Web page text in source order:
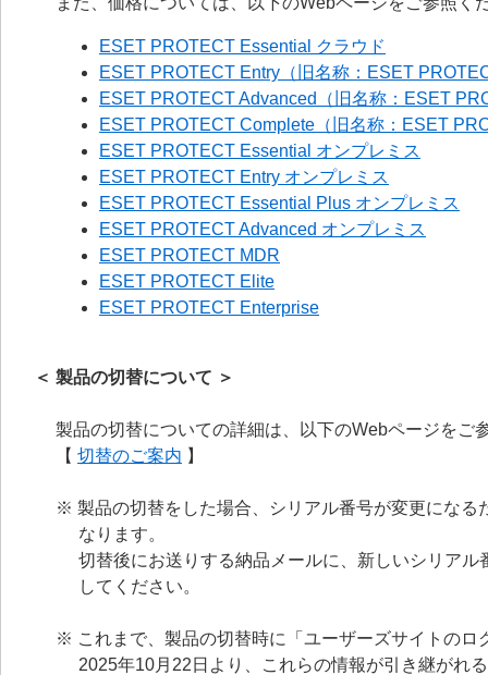
ESET PROTECT Essential クラウド
ESET PROTECT Entry（旧名称：ESET
ESET PROTECT Advanced（旧名称：ESET
ESET PROTECT Complete（旧名称：ESET
ESET PROTECT Essential オンプレミス
ESET PROTECT Entry オンプレミス
ESET PROTECT Essential Plus オンプレミス
ESET PROTECT Advanced オンプレミス
ESET PROTECT MDR
ESET PROTECT Elite
ESET PROTECT Enterprise
＜ 製品の切替について ＞
製品の切替についての詳細は、以下のWebページをご
【 切替のご案内 】
※ 製品の切替をした場合、シリアル番号が変更にな
なります。
切替後にお送りする納品メールに、新しいシリア
してください。
※ これまで、製品の切替時に「ユーザーズサイトの
2025年10月22日より、これらの情報が引き継がれ